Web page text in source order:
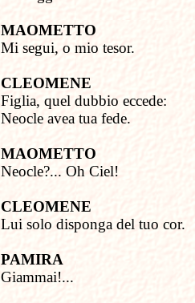
MAOMETTO
Mi segui, o mio tesor.
CLEOMENE
Figlia, quel dubbio eccede:
Neocle avea tua fede.
MAOMETTO
Neocle?... Oh Ciel!
CLEOMENE
Lui solo disponga del tuo cor.
PAMIRA
Giammai!...